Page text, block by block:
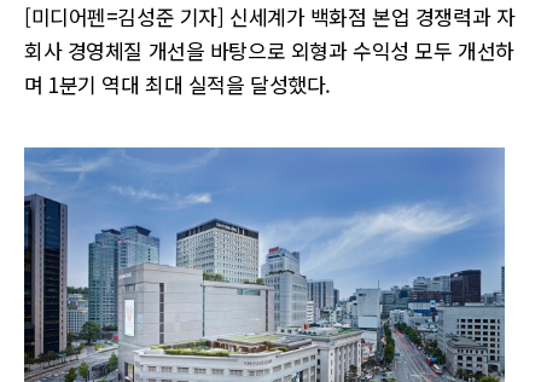
[미디어펜=김성준 기자] 신세계가 백화점 본업 경쟁력과 자
회사 경영체질 개선을 바탕으로 외형과 수익성 모두 개선하
며 1분기 역대 최대 실적을 달성했다.